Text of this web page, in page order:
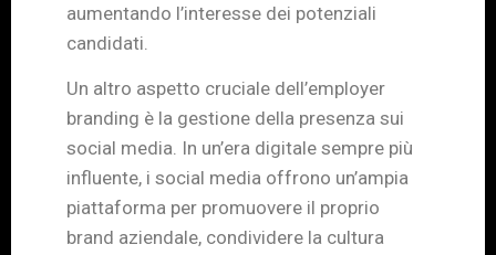
aumentando l’interesse dei potenziali
candidati.
Un altro aspetto cruciale dell’employer
branding è la gestione della presenza sui
social media. In un’era digitale sempre più
influente, i social media offrono un’ampia
piattaforma per promuovere il proprio
brand aziendale, condividere la cultura